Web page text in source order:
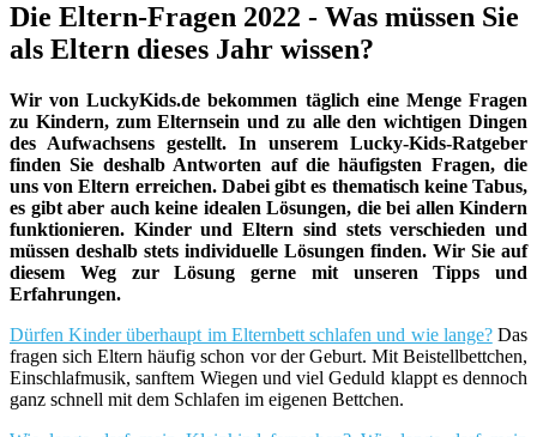
Die Eltern-Fragen 2022 - Was müssen Sie
als Eltern dieses Jahr wissen?
Wir von LuckyKids.de bekommen täglich eine Menge Fragen
zu Kindern, zum Elternsein und zu alle den wichtigen Dingen
des Aufwachsens gestellt. In unserem Lucky-Kids-Ratgeber
finden Sie deshalb Antworten auf die häufigsten Fragen, die
uns von Eltern erreichen. Dabei gibt es thematisch keine Tabus,
es gibt aber auch keine idealen Lösungen, die bei allen Kindern
funktionieren. Kinder und Eltern sind stets verschieden und
müssen deshalb stets individuelle Lösungen finden. Wir Sie auf
diesem Weg zur Lösung gerne mit unseren Tipps und
Erfahrungen.
Dürfen Kinder überhaupt im Elternbett schlafen und wie lange?Das
fragen sich Eltern häufig schon vor der Geburt. Mit Beistellbettchen,
Einschlafmusik, sanftem Wiegen und viel Geduld klappt es dennoch
ganz schnell mit dem Schlafen im eigenen Bettchen.